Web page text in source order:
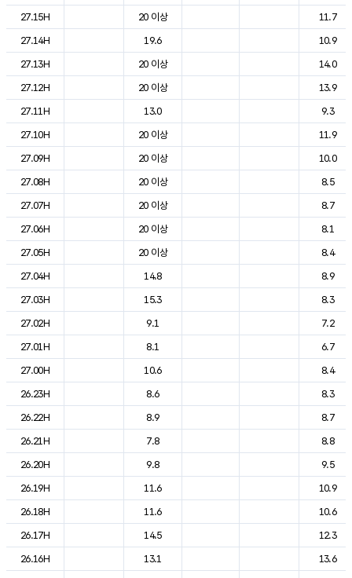
27.15H
20 이상
11.7
27.14H
19.6
10.9
27.13H
20 이상
14.0
27.12H
20 이상
13.9
27.11H
13.0
9.3
27.10H
20 이상
11.9
27.09H
20 이상
10.0
27.08H
20 이상
8.5
27.07H
20 이상
8.7
27.06H
20 이상
8.1
27.05H
20 이상
8.4
27.04H
14.8
8.9
27.03H
15.3
8.3
27.02H
9.1
7.2
27.01H
8.1
6.7
27.00H
10.6
8.4
26.23H
8.6
8.3
26.22H
8.9
8.7
26.21H
7.8
8.8
26.20H
9.8
9.5
26.19H
11.6
10.9
26.18H
11.6
10.6
26.17H
14.5
12.3
26.16H
13.1
13.6